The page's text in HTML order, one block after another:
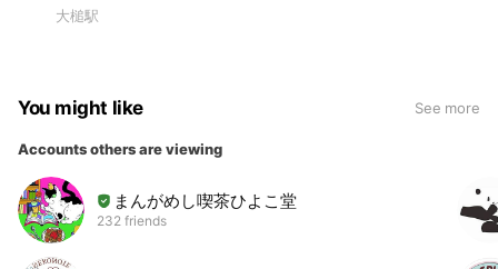
大槌駅
You might like See more
Accounts others are viewing
まんがめし喫茶ひよこ堂
232 friends